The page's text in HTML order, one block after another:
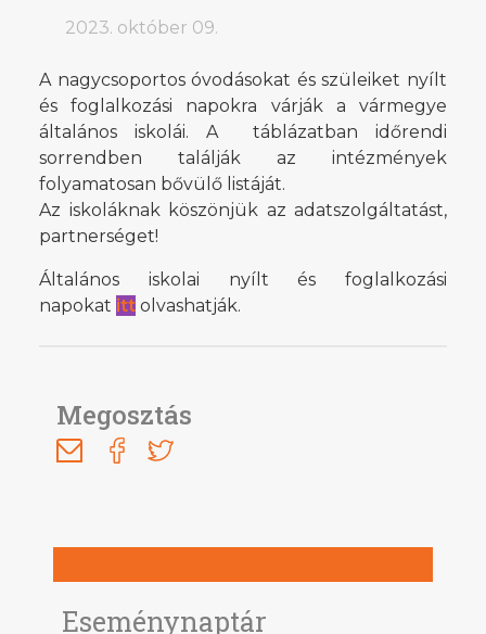
Eseménynaptár
2023. október 09.
A nagycsoportos óvodásokat és szüleiket nyílt
és foglalkozási napokra várják a vármegye
általános iskolái. A táblázatban időrendi
sorrendben találják az intézmények
folyamatosan bővülő listáját.
Az iskoláknak köszönjük az adatszolgáltatást,
partnerséget!
Általános iskolai nyílt és foglalkozási
napokat itt olvashatják.
Megosztás